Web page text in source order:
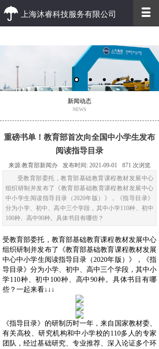
上海沐睿科技服务有限公司
优质的客户服务 高效的办事效率
新闻动态
NEWS
重磅书单！教育部首次向全国中小学生发布
阅读指导目录
来源:教育部新闻办 发布时间: 2021-09-01 871 次浏览
受教育部委托，教育部基础教育课程教材发展中心
组织研制并发布了《教育部基础教育课程教材发展中心
中小学生阅读指导目录（2020年版）》，《指导目录》
分为小学、初中、高中三个学段，其中小学110种、初中
100种、高中90种。具体书目有哪些？
受教育部委托，教育部基础教育课程教材发展中心
组织研制并发布了《教育部基础教育课程教材发展
中心中小学生阅读指导目录（2020年版）》，《指
导目录》分为小学、初中、高中三个学段，其中小
学110种、初中100种、高中90种。具体书目有哪
些？一起来看↓↓↓
《指导目录》的研制历时一年，来自国家教材委、
有关高校、研究机构和中小学校的110多人的专家
团队，经过基础研究、专业推荐、深入论证多个环